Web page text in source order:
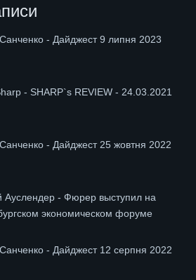
- Дайджест 9 липня 2023
- SHARP`s REVIEW - 24.03.2021
- Дайджест 25 жовтня 2022
Ауслендер - Фюрер выступил на
экономическом форуме
- Дайджест 12 серпня 2022